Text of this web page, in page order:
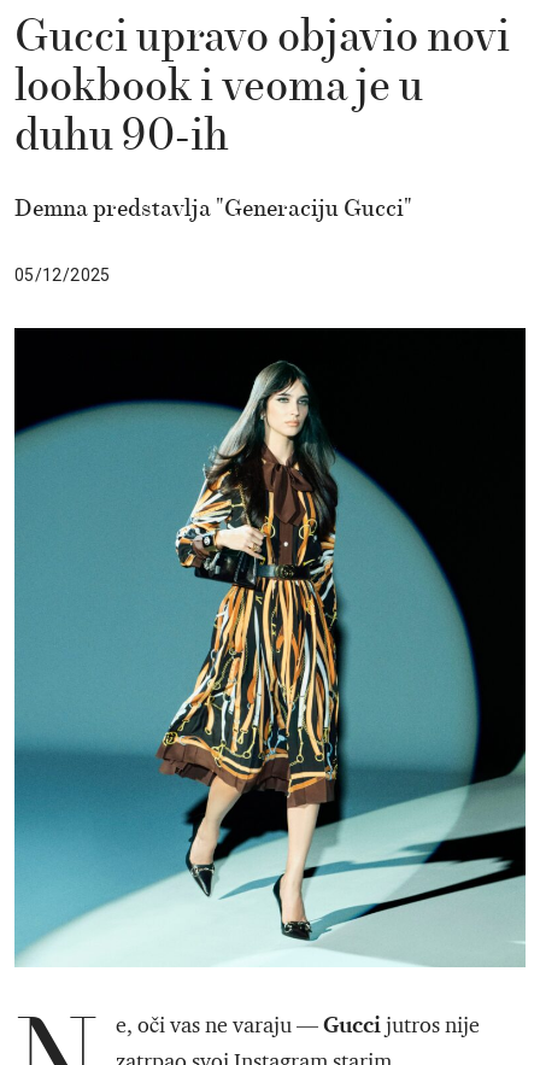
Gucci upravo objavio novi
lookbook i veoma je u
duhu 90-ih
Demna predstavlja "Generaciju Gucci"
05/12/2025
e, oči vas ne varaju —Guccijutros nije